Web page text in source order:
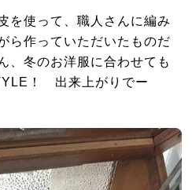
を使って、職人さんに編み
ら作っていただいたものだ
、冬のお洋服に合わせても
！ 出来上がりでー